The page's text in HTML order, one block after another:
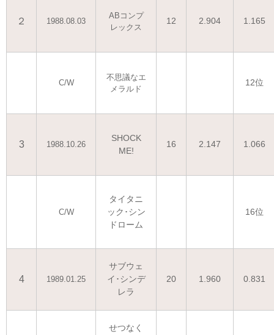
２ 1988.08.03
ABコンプ
レックス
12 2.904 1.165
C/W
不思議なエ
メラルド
12位
3 1988.10.26
SHOCK
ME!
16 2.147 1.066
C/W
タイタニ
ック･シン
ドローム
16位
4 1989.01.25
サブウェ
イ･シンデ
レラ
20 1.960 0.831
せつなく